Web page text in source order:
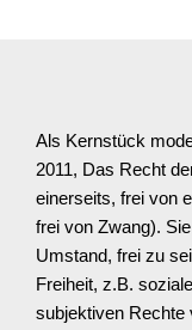
Als Kernstück
2011, Das Recht
einerseits, frei von
frei von Zwang).
Umstand, frei zu
Freiheit, z.B.
subjektiven Rechte